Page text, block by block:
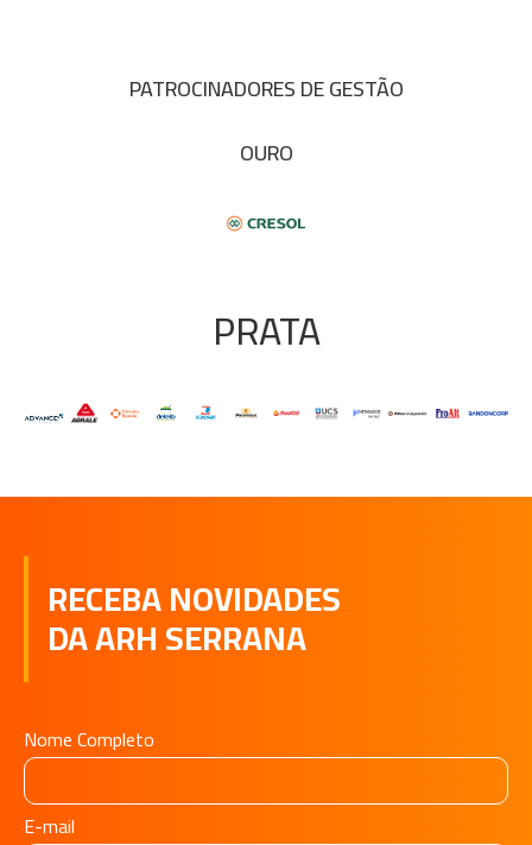
PATROCINADORES DE GESTÃO
OURO
PRATA
RECEBA NOVIDADES
DA ARH SERRANA
Nome Completo
E-mail